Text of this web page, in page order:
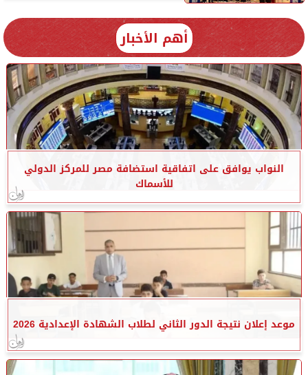
أهم الأخبار
النواب يوافق على اتفاقية استضافة مصر للمركز الدولي
للأسماك
موعد إعلان نتيجة الدور الثاني لطلاب الشهادة الإعدادية 2026